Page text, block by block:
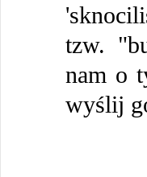
tzw.
nam o
wyślij